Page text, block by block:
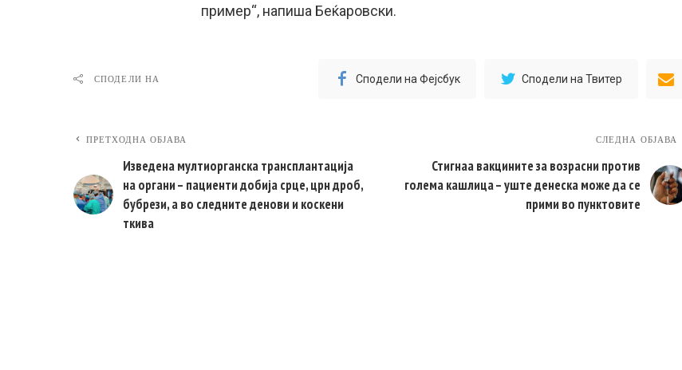
пример“, напиша Беќаровски.
СПОДЕЛИ НА Сподели на Фејсбук Сподели на Твитер
ПРЕТХОДНА ОБЈАВА
Изведена мултиорганска трансплантација
на органи – пациенти добија срце, црн дроб,
бубрези, а во следните денови и коскени
ткива
СЛЕДНА ОБЈАВА
Стигнаа вакцините за возрасни против
голема кашлица – уште денеска може да се
прими во пунктовите